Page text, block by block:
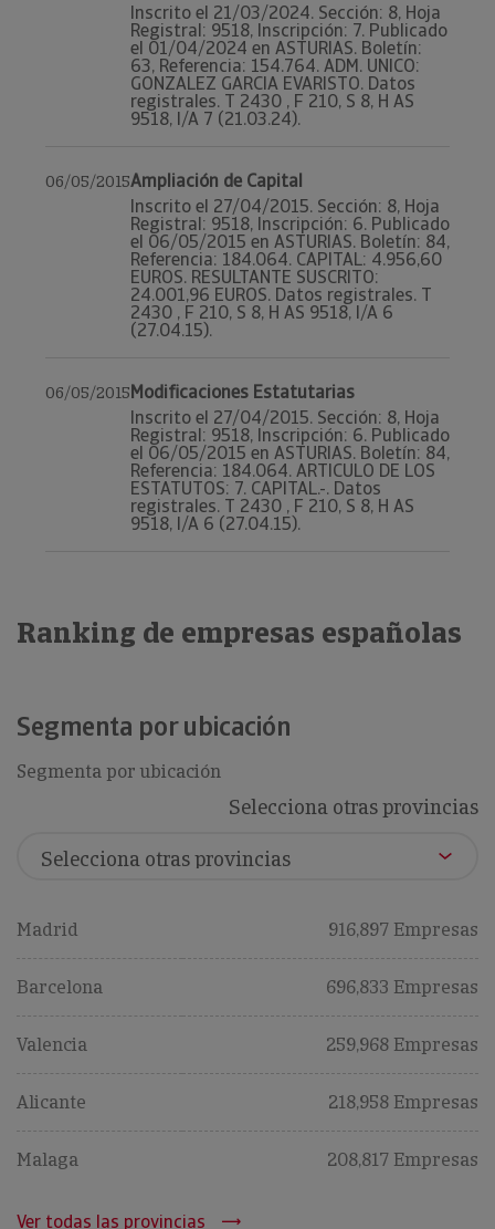
Inscrito el 21/03/2024. Sección: 8, Hoja
Registral: 9518, Inscripción: 7. Publicado
el 01/04/2024 en ASTURIAS. Boletín:
63, Referencia: 154.764. ADM. UNICO:
GONZALEZ GARCIA EVARISTO. Datos
registrales. T 2430 , F 210, S 8, H AS
9518, I/A 7 (21.03.24).
06/05/2015Ampliación de Capital
Inscrito el 27/04/2015. Sección: 8, Hoja
Registral: 9518, Inscripción: 6. Publicado
el 06/05/2015 en ASTURIAS. Boletín: 84,
Referencia: 184.064. CAPITAL: 4.956,60
EUROS. RESULTANTE SUSCRITO:
24.001,96 EUROS. Datos registrales. T
2430 , F 210, S 8, H AS 9518, I/A 6
(27.04.15).
06/05/2015Modificaciones Estatutarias
Inscrito el 27/04/2015. Sección: 8, Hoja
Registral: 9518, Inscripción: 6. Publicado
el 06/05/2015 en ASTURIAS. Boletín: 84,
Referencia: 184.064. ARTICULO DE LOS
ESTATUTOS: 7. CAPITAL.-. Datos
registrales. T 2430 , F 210, S 8, H AS
9518, I/A 6 (27.04.15).
Ranking de empresas españolas
Segmenta por ubicación
Segmenta por ubicación
Selecciona otras provincias
Madrid 916,897 Empresas
Barcelona 696,833 Empresas
Valencia 259,968 Empresas
Alicante 218,958 Empresas
Malaga 208,817 Empresas
Ver todas las provincias